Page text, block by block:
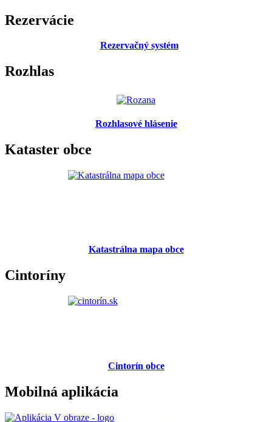
Rezervácie
Rezervačný systém
Rozhlas
Rozhlasové hlásenie
Kataster obce
Katastrálna mapa obce
Cintoríny
Cintorín obce
Mobilná aplikácia